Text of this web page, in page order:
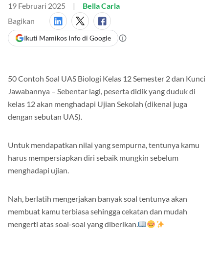
19 Februari 2025
Bella Carla
Bagikan
Ikuti Mamikos Info di Google
50 Contoh Soal UAS Biologi Kelas 12 Semester 2 dan Kunci
Jawabannya – Sebentar lagi, peserta didik yang duduk di
kelas 12 akan menghadapi Ujian Sekolah (dikenal juga
dengan sebutan UAS).
Untuk mendapatkan nilai yang sempurna, tentunya kamu
harus mempersiapkan diri sebaik mungkin sebelum
menghadapi ujian.
Nah, berlatih mengerjakan banyak soal tentunya akan
membuat kamu terbiasa sehingga cekatan dan mudah
mengerti atas soal-soal yang diberikan.